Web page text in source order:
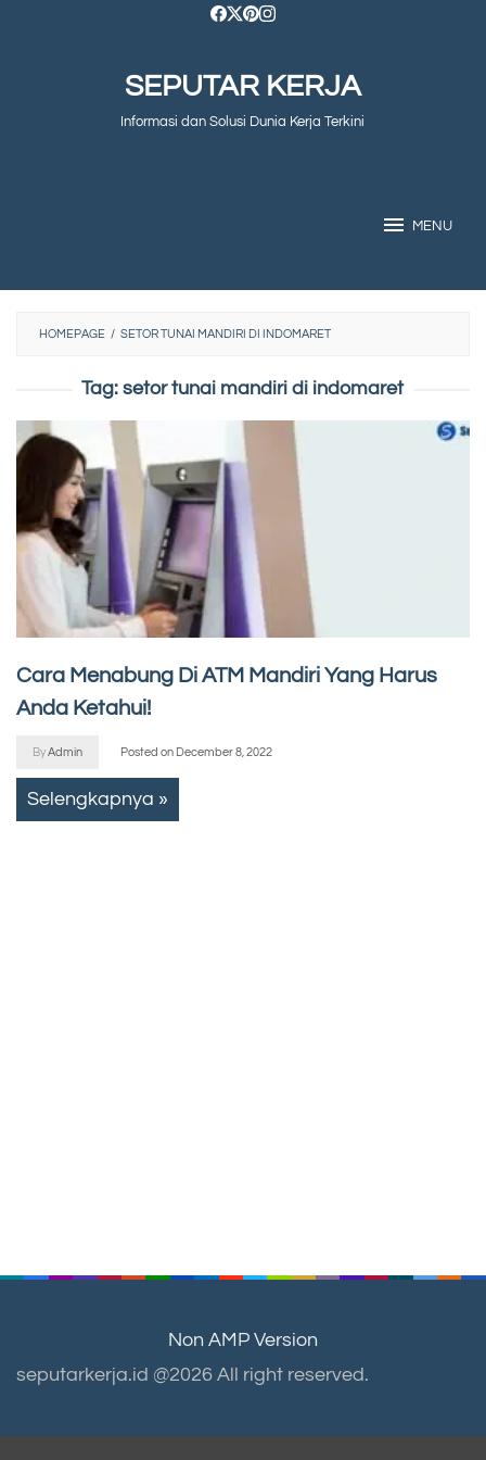
SEPUTAR KERJA
Informasi dan Solusi Dunia Kerja Terkini
MENU
HOMEPAGE / SETOR TUNAI MANDIRI DI INDOMARET
Tag:setor tunai mandiri di indomaret
Cara Menabung Di ATM Mandiri Yang Harus
Anda Ketahui!
ByAdmin Posted on December 8, 2022
Selengkapnya »
Non AMP Version
seputarkerja.id @2026 All right reserved.